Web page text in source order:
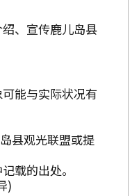
、宣传鹿儿岛县
能与实际状况有
县观光联盟或提
载的出处。
)